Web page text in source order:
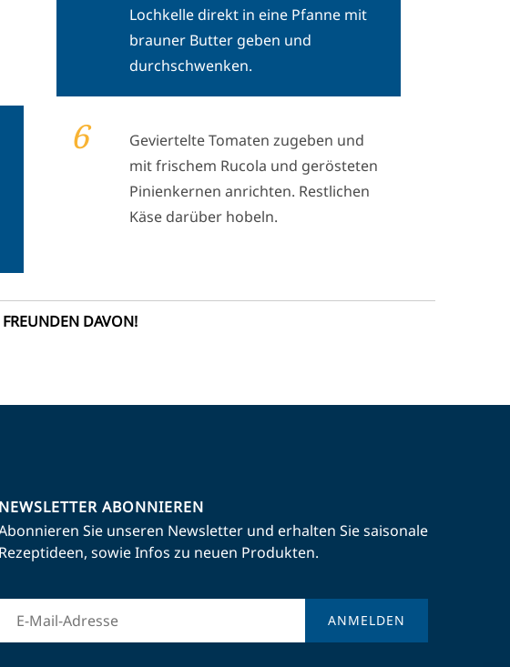
Lochkelle direkt in eine Pfanne mit
brauner Butter geben und
durchschwenken.
6
Geviertelte Tomaten zugeben und
mit frischem Rucola und gerösteten
Pinienkernen anrichten. Restlichen
Käse darüber hobeln.
DAVON!
NEWSLETTER ABONNIEREN
Sie unseren Newsletter und erhalten Sie saisonale
Rezeptideen, sowie Infos zu neuen Produkten.
ANMELDEN